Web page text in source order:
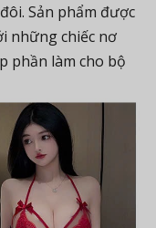
Sản phẩm được
những chiếc nơ
phần làm cho bộ